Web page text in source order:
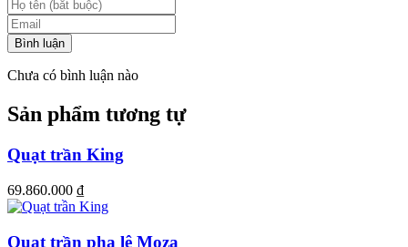
Bình luận
Chưa có bình luận nào
Sản phẩm tương tự
Quạt trần King
69.860.000 ₫
Quạt trần pha lê Moza